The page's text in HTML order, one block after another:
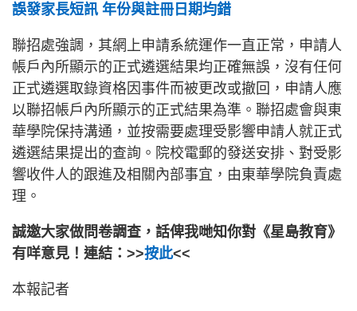
誤發家長短訊 年份與註冊日期均錯
聯招處強調，其網上申請系統運作一直正常，申請人
帳戶內所顯示的正式遴選結果均正確無誤，沒有任何
正式遴選取錄資格因事件而被更改或撤回，申請人應
以聯招帳戶內所顯示的正式結果為準。聯招處會與東
華學院保持溝通，並按需要處理受影響申請人就正式
遴選結果提出的查詢。院校電郵的發送安排、對受影
響收件人的跟進及相關內部事宜，由東華學院負責處
理。
誠邀大家做問卷調查，話俾我哋知你對《星島教育》
有咩意見！連結：>>按此<<
本報記者